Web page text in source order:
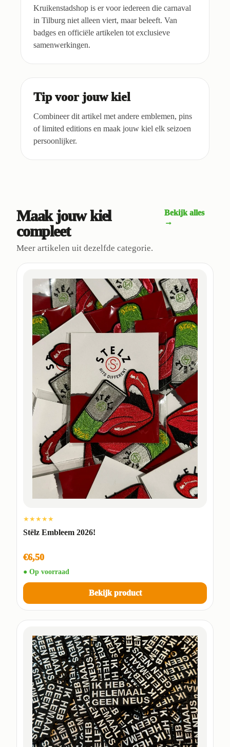
Kruikenstadshop is er voor iedereen die carnaval
in Tilburg niet alleen viert, maar beleeft. Van
badges en officiële artikelen tot exclusieve
samenwerkingen.
Tip voor jouw kiel
Combineer dit artikel met andere emblemen, pins
of limited editions en maak jouw kiel elk seizoen
persoonlijker.
Maak jouw kiel
compleet
Meer artikelen uit dezelfde categorie.
Bekijk alles
→
★★★★★
Stëlz Embleem 2026!
€6,50
● Op voorraad
Bekijk product